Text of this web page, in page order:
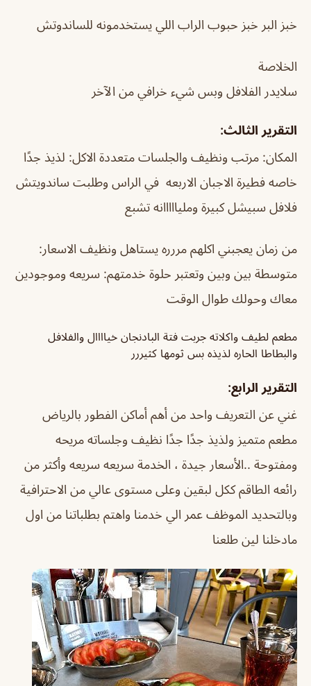
خبز البر خبز حبوب الراب اللي يستخدمونه للساندوتش
الخلاصة
سلايدر الفلافل وبس شيء خرافي من الآخر
التقرير الثالث:
المكان: مرتب ونظيف والجلسات متعددة الاكل: لذيذ جدًا
خاصه فطيرة الاجبان الاربعه في الراس وطلبت ساندويتش
فلافل سبيشل كبيرة ومليااااانه تشبع
من زمان يعجبني اكلهم مررره يستاهل ونظيف الاسعار:
متوسطة بين وبين وتعتبر حلوة خدمتهم: سريعه وموجودين
معاك وحولك طوال الوقت
مطعم لطيف واكلاته جربت فتة البادنجان خياااال والفلافل
والبطاطا الحاره لذيذه بس ثومها كثيررر
التقرير الرابع:
غني عن التعريف واحد من أهم أماكن الفطور بالرياض
مطعم متميز ولذيذ جدًا جدًا نظيف وجلساته مريحه
ومفتوحة ..الأسعار جيدة ، الخدمة سريعه سريعه وأكثر من
رائعه الطاقم ككل لبقين وعلى مستوى عالي من الاحترافية
وبالتحديد الموظف عمر الي خدمنا واهتم بطلباتنا من اول
مادخلنا لين طلعنا